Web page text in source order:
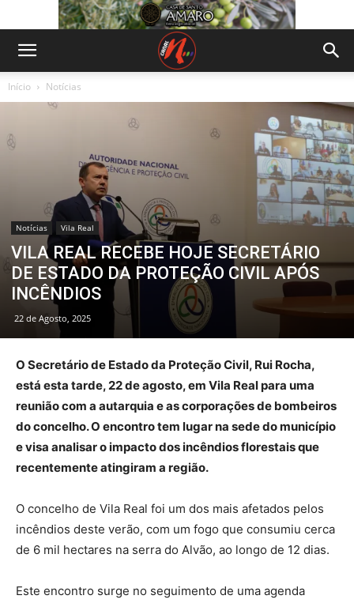
Início Notícias
Notícias Vila Real
VILA REAL RECEBE HOJE SECRETÁRIO
DE ESTADO DA PROTEÇÃO CIVIL APÓS
INCÊNDIOS
22 de Agosto, 2025
O Secretário de Estado da Proteção Civil, Rui Rocha,
está esta tarde, 22 de agosto, em Vila Real para uma
reunião com a autarquia e as corporações de bombeiros
do concelho. O encontro tem lugar na sede do município
e visa analisar o impacto dos incêndios florestais que
recentemente atingiram a região.
O concelho de Vila Real foi um dos mais afetados pelos
incêndios deste verão, com um fogo que consumiu cerca
de 6 mil hectares na serra do Alvão, ao longo de 12 dias.
Este encontro surge no seguimento de uma agenda